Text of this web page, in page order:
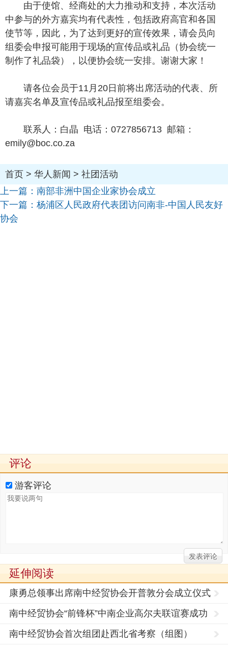
由于使馆、经商处的大力推动和支持，本次活动
中参与的外方嘉宾均有代表性，包括政府高官和各国
使节等，因此，为了达到更好的宣传效果，请会员向
组委会申报可能用于现场的宣传品或礼品（协会统一
制作了礼品袋），以便协会统一安排。谢谢大家！
请各位会员于11月20日前将出席活动的代表、所
请嘉宾名单及宣传品或礼品报至组委会。
联系人：白晶 电话：0727856713 邮箱：
emily@boc.co.za
首页 > 华人新闻 > 社团活动
上一篇： 南部非洲中国企业家协会成立
下一篇： 杨浦区人民政府代表团访问南非-中国人民友好
协会
评论
游客评论
延伸阅读
康勇总领事出席南中经贸协会开普敦分会成立仪式
南中经贸协会“前锋杯”中南企业高尔夫联谊赛成功
举行
南中经贸协会首次组团赴西北省考察（组图）